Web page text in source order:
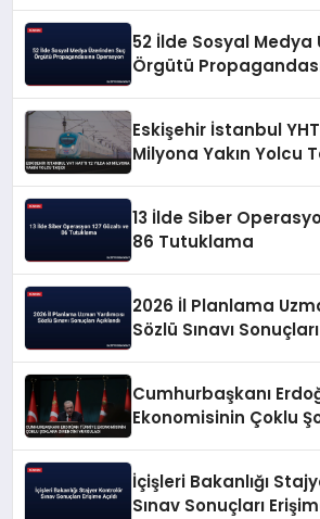
52 İlde Sosyal Medya
Örgütü
Eskişehir İstanbul YHT
Milyona Yakın Yolcu
13 İlde Siber
86 Tutuklama
2026 İl Planlama
Sözlü Sınavı
Cumhurbaşkanı
Ekonomisinin Çoklu
İçişleri Bakanlığı
Sınav Sonuçları